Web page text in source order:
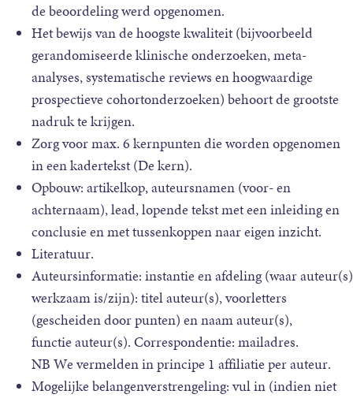
de beoordeling werd opgenomen.
Het bewijs van de hoogste kwaliteit (bijvoorbeeld
gerandomiseerde klinische onderzoeken, meta-
analyses, systematische reviews en hoogwaardige
prospectieve cohortonderzoeken) behoort de grootste
nadruk te krijgen.
Zorg voor max. 6 kernpunten die worden opgenomen
in een kadertekst (De kern).
Opbouw: artikelkop, auteursnamen (voor- en
achternaam), lead, lopende tekst met een inleiding en
conclusie en met tussenkoppen naar eigen inzicht.
Literatuur.
Auteursinformatie: instantie en afdeling (waar auteur(s)
werkzaam is/zijn): titel auteur(s), voorletters
(gescheiden door punten) en naam auteur(s),
functie auteur(s). Correspondentie: mailadres.
NB We vermelden in principe 1 affiliatie per auteur.
Mogelijke belangenverstrengeling: vul in (indien niet